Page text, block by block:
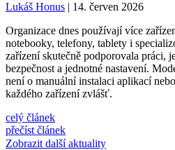
Lukáš Honus | 14. červen 2026
Organizace dnes používají více
notebooky, telefony, tablety i
zařízení skutečně podporovala práci,
bezpečnost a jednotné nastavení.
není o manuální instalaci aplikací
každého zařízení zvlášť.
celý článek
přečíst článek
Zobrazit další aktuality